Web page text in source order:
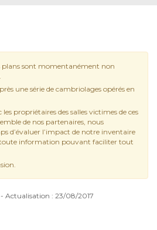
plans sont momentanément non
une série de cambriolages opérés en
propriétaires des salles victimes de ces
de nos partenaires, nous
d’évaluer l’impact de notre inventaire
information pouvant faciliter tout
Actualisation : 23/08/2017